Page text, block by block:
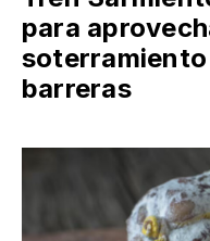
para
barreras